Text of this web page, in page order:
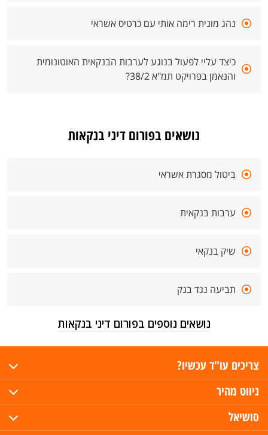
נהג מונית רימה אותי עם כרטיס אשראי
כיצד עליי לפעול בנוגע לערבות הבנקאית האוטונומית
והנאמן בפרויקט תמ"א 38/2?
נושאים בפורום דיני בנקאות
ביטול מסגרת אשראי
ערבות בנקאית
שיק בנקאי
תביעה נגד בנק
נושאים נוספים בפורום דיני בנקאות
צריכים עו"ד עכשיו?
ניווט מהיר
סושיאל